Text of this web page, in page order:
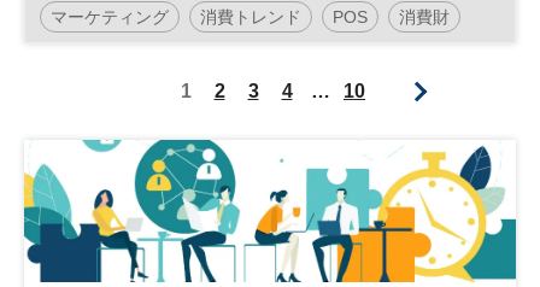
マーケティング 消費トレンド POS 消費財
1 2 3 4 … 10